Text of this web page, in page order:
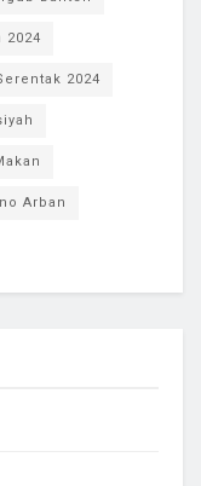
2024
2024
Arban